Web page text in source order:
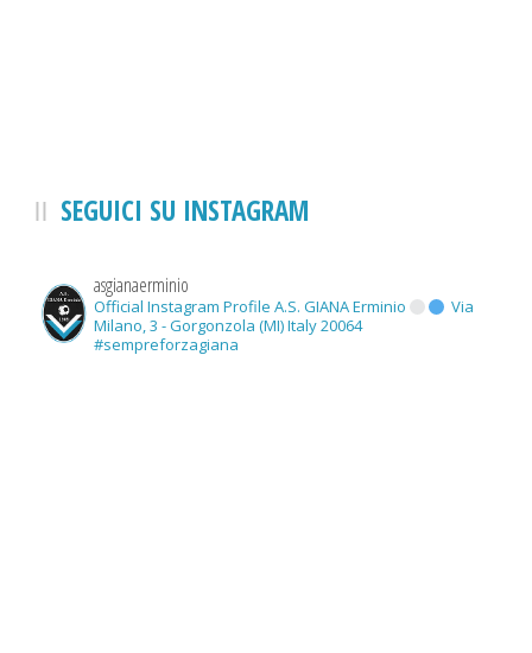
SEGUICI SU INSTAGRAM
asgianaerminio
Official Instagram Profile A.S. GIANA Erminio
Via
Milano, 3 - Gorgonzola (MI) Italy 20064
#sempreforzagiana